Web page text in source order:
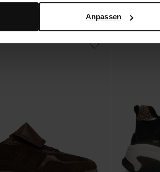
Anpassen